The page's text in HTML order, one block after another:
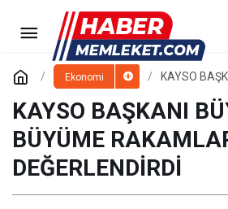
Ekonomi
KAYSO
KAYSO BAŞKANI
BÜYÜME
DEĞERLENDİRDİ
“Plastikte Yüksek
Navlun Fiyatları Diğer
Olumsuz Etkiliyor”
Yorum Yap